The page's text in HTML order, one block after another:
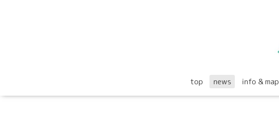
top news info & map